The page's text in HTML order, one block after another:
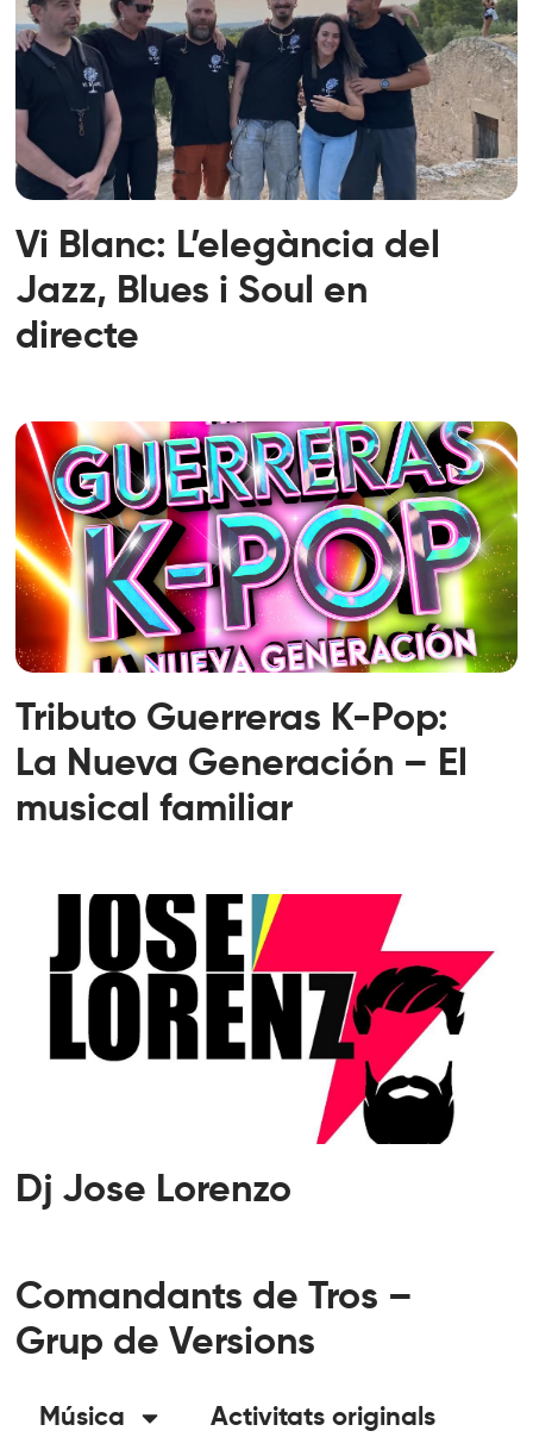
Vi Blanc: L’elegància del
Jazz, Blues i Soul en
directe
Tributo Guerreras K-Pop:
La Nueva Generación – El
musical familiar
Dj Jose Lorenzo
Comandants de Tros –
Grup de Versions
Música Activitats originals